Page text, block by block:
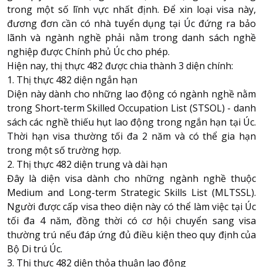
trong một số lĩnh vực nhất định. Để xin loại visa này,
đương đơn cần có nhà tuyển dụng tại Úc đứng ra bảo
lãnh và ngành nghề phải nằm trong danh sách nghề
nghiệp được Chính phủ Úc cho phép.
Hiện nay, thị thực 482 được chia thành 3 diện chính:
1. Thị thực 482 diện ngắn hạn
Diện này dành cho những lao động có ngành nghề nằm
trong Short-term Skilled Occupation List (STSOL) - danh
sách các nghề thiếu hụt lao động trong ngắn hạn tại Úc.
Thời hạn visa thường tối đa 2 năm và có thể gia hạn
trong một số trường hợp.
2. Thị thực 482 diện trung và dài hạn
Đây là diện visa dành cho những ngành nghề thuộc
Medium and Long-term Strategic Skills List (MLTSSL).
Người được cấp visa theo diện này có thể làm việc tại Úc
tối đa 4 năm, đồng thời có cơ hội chuyển sang visa
thường trú nếu đáp ứng đủ điều kiện theo quy định của
Bộ Di trú Úc.
3. Thị thực 482 diện thỏa thuận lao động